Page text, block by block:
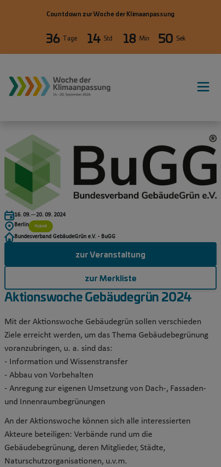
Countdown zur Woche der Klimaanpassung
36 Tage 14 Std 18 Min 50 Sek
Aktionswoche Gebäudegrün 2024
Mit der Aktionswoche Gebäudegrün sollen verschieden
Ziele erreicht werden, um das Thema Gebäudebegrünung
voranzubringen, u. a. sind das:
- Information und Wissenstransfer
- Abbau von Vorbehalten
- Anregung zur eigenen Umsetzung von Dach-, Fassaden-
und Innenraumbegrünungen
An der Aktionswoche können sich alle interessierten
Akteure beteiligen: Verbände rund um die
Gebäudebegrünung, deren Mitglieder, Städte,
Naturschutzorganisationen, u.v.m.
16. 09.—20. 09. 2024
Berlin
Hybrid
Bundesverband GebäudeGrün e.V. - BuGG
zur Veranstaltung
zur Merkliste